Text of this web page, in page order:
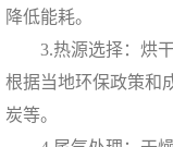
降低能耗。
3.热源选择：烘干
根据当地环保政策和
炭等。